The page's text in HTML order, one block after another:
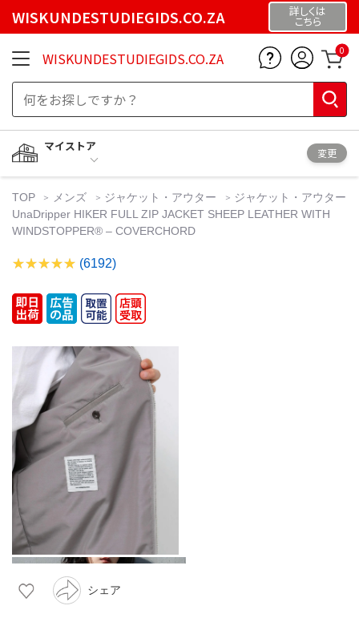
WISKUNDESTUDIEGIDS.CO.ZA 詳しくは
こちら
WISKUNDESTUDIEGIDS.CO.ZA 0
マイストア
変更
TOP メンズ ジャケット・アウター
ジャケット・アウター
UnaDripper HIKER FULL ZIP JACKET SHEEP LEATHER WITH
WINDSTOPPER® – COVERCHORD
(6192)
シェア